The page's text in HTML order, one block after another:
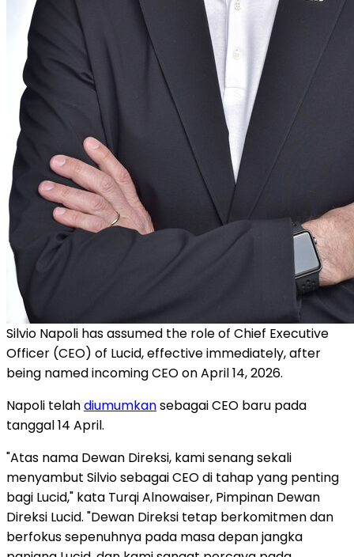
Silvio Napoli has assumed the role of Chief Executive
Officer (CEO) of Lucid, effective immediately, after
being named incoming CEO on April 14, 2026.
Napoli telahdiumumkansebagai CEO baru pada
tanggal 14 April.
"Atas nama Dewan Direksi, kami senang sekali
menyambut Silvio sebagai CEO di tahap yang penting
bagi Lucid," kata Turqi Alnowaiser, Pimpinan Dewan
Direksi Lucid. "Dewan Direksi tetap berkomitmen dan
berfokus sepenuhnya pada masa depan jangka